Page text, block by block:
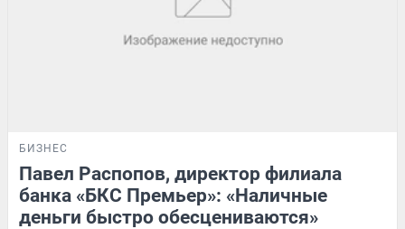
БИЗНЕС
Павел Распопов, директор филиала
банка «БКС Премьер»: «Наличные
деньги быстро обесцениваются»